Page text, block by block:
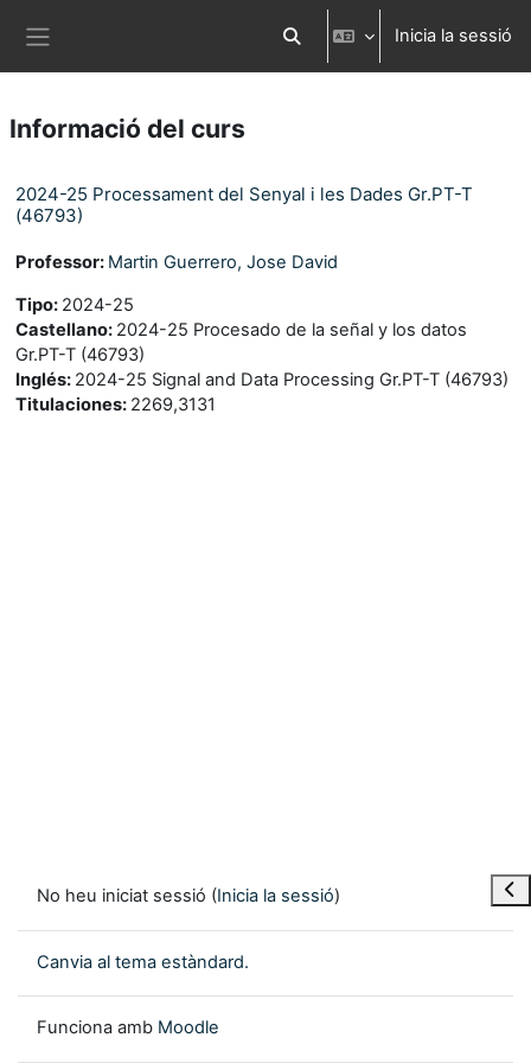
Commuta l'entrada de la cerca
Inicia la sessió
Informació del curs
2024-25 Processament del Senyal i les Dades Gr.PT-T
(46793)
Professor: Martin Guerrero, Jose David
Tipo: 2024-25
Castellano: 2024-25 Procesado de la señal y los datos
Gr.PT-T (46793)
Inglés: 2024-25 Signal and Data Processing Gr.PT-T (46793)
Titulaciones: 2269,3131
No heu iniciat sessió (Inicia la sessió)
Canvia al tema estàndard.
Funciona amb Moodle